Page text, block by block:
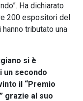
Ha dichiarato
200 espositori del
tributato una
si è
un secondo
il “Premio
grazie al suo